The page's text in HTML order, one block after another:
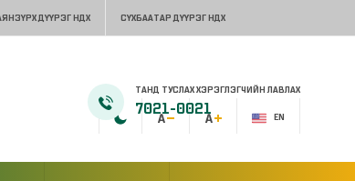
ДҮҮРЭГ НДХ СҮХБААТАР ДҮҮРЭГ НДХ
EN
ТАНД ТУСЛАХ ХЭРЭГЛЭГЧИЙН ЛАВЛАХ
7021-0021